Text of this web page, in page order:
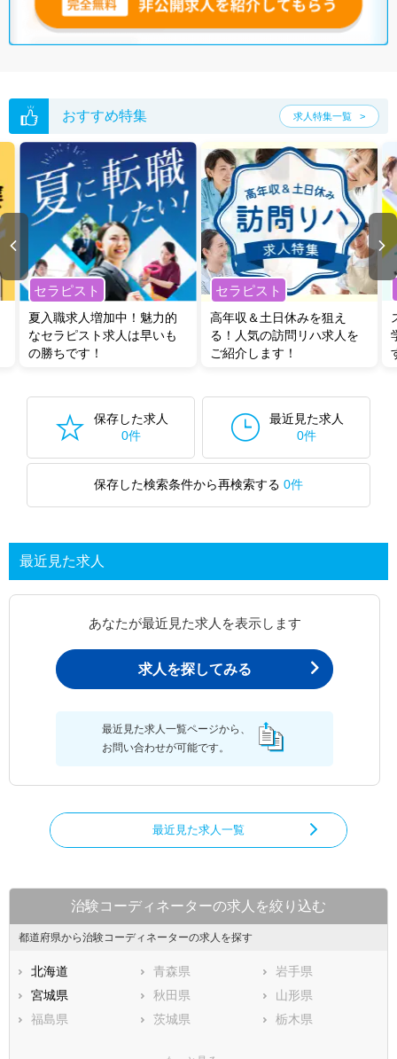
おすすめ特集 求人特集一覧
セラピスト
夏入職求人増加中！魅力的
なセラピスト求人は早いも
の勝ちです！
セラピスト
高年収＆土日休みを狙え
る！人気の訪問リハ求人を
ご紹介します！
保存した求人
0件
最近見た求人
0件
保存した検索条件から再検索する 0件
最近見た求人
あなたが最近見た求人を表示します
求人を探してみる
最近見た求人一覧ページから、
お問い合わせが可能です。
最近見た求人一覧
治験コーディネーターの求人を絞り込む
都道府県から治験コーディネーターの求人を探す
北海道 青森県
岩手県
宮城県
秋田県
山形県
福島県
茨城県
栃木県